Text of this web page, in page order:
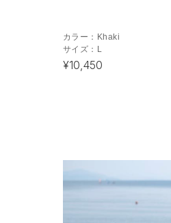
カラー： Khaki
サイズ： L
¥10,450